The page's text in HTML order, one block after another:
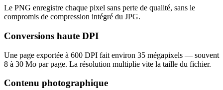
Le PNG enregistre chaque pixel sans perte de qualité, sans le
compromis de compression intégré du JPG.
Conversions haute DPI
Une page exportée à 600 DPI fait environ 35 mégapixels — souvent
8 à 30 Mo par page. La résolution multiplie vite la taille du fichier.
Contenu photographique